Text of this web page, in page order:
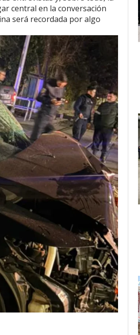
central en la conversación
será recordada por algo